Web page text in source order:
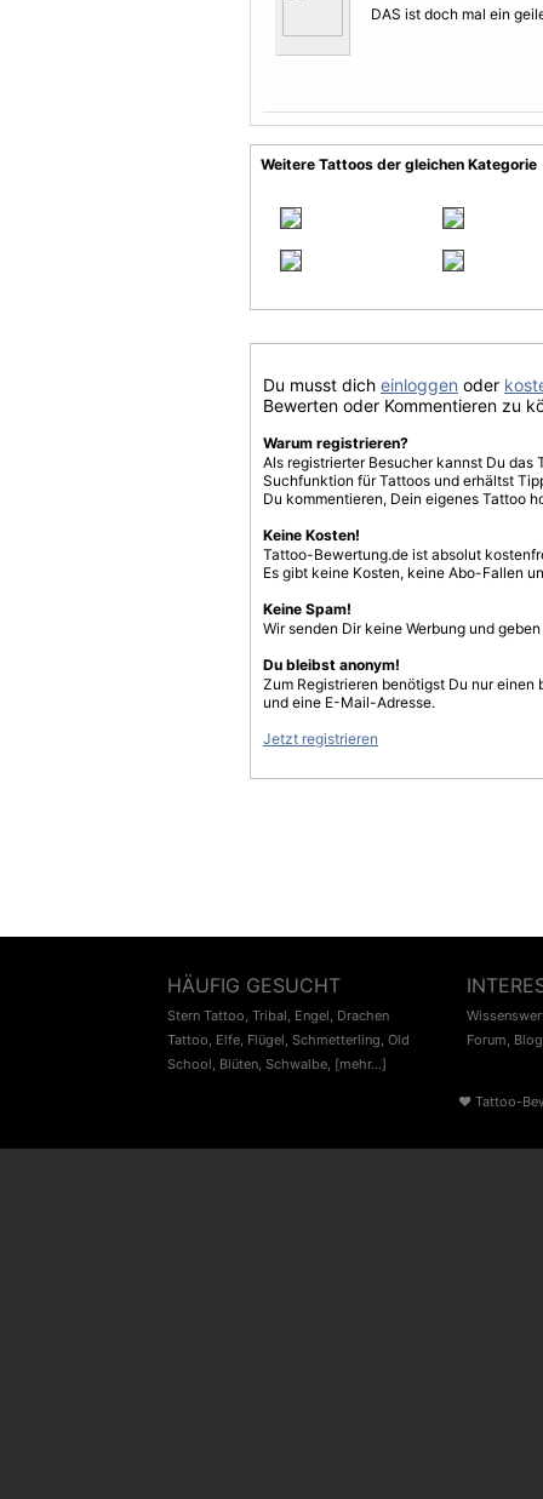
DAS ist doch mal ein
Weitere Tattoos der gleichen Kategorie
Du musst dich einloggen oder
Bewerten oder Kommentieren zu
Warum registrieren?
Als registrierter Besucher kannst Du
Suchfunktion für Tattoos und erhältst
Du kommentieren, Dein eigenes Tattoo
Keine Kosten!
Tattoo-Bewertung.de ist absolut
Es gibt keine Kosten, keine Abo-Fallen
Keine Spam!
Wir senden Dir keine Werbung und
Du bleibst anonym!
Zum Registrieren benötigst Du nur einen
und eine E-Mail-Adresse.
Jetzt registrieren
HÄUFIG GESUCHT
Stern Tattoo, Tribal, Engel, Drachen
Tattoo, Elfe, Flügel, Schmetterling, Old
School, Blüten, Schwalbe, [mehr...]
Forum, Blog
♥ Tattoo-